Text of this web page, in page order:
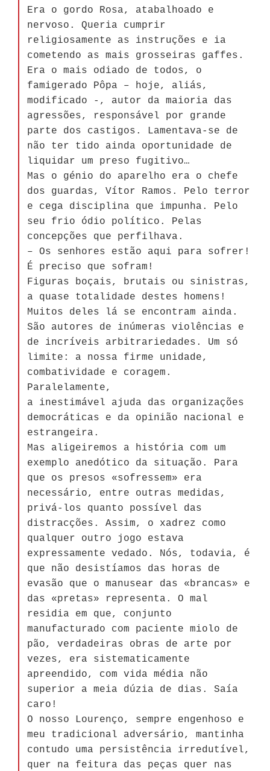
Era o gordo Rosa, atabalhoado e
nervoso. Queria cumprir
religiosamente as instruções e ia
cometendo as mais grosseiras gaffes.
Era o mais odiado de todos, o
famigerado Pôpa – hoje, aliás,
modificado -, autor da maioria das
agressões, responsável por grande
parte dos castigos. Lamentava-se de
não ter tido ainda oportunidade de
liquidar um preso fugitivo…
Mas o génio do aparelho era o chefe
dos guardas, Vítor Ramos. Pelo terror
e cega disciplina que impunha. Pelo
seu frio ódio político. Pelas
concepções que perfilhava.
– Os senhores estão aqui para sofrer!
É preciso que sofram!
Figuras boçais, brutais ou sinistras,
a quase totalidade destes homens!
Muitos deles lá se encontram ainda.
São autores de inúmeras violências e
de incríveis arbitrariedades. Um só
limite: a nossa firme unidade,
combatividade e coragem.
Paralelamente,
a inestimável ajuda das organizações
democráticas e da opinião nacional e
estrangeira.
Mas aligeiremos a história com um
exemplo anedótico da situação. Para
que os presos «sofressem» era
necessário, entre outras medidas,
privá-los quanto possível das
distracções. Assim, o xadrez como
qualquer outro jogo estava
expressamente vedado. Nós, todavia, é
que não desistíamos das horas de
evasão que o manusear das «brancas» e
das «pretas» representa. O mal
residia em que, conjunto
manufacturado com paciente miolo de
pão, verdadeiras obras de arte por
vezes, era sistematicamente
apreendido, com vida média não
superior a meia dúzia de dias. Saía
caro!
O nosso Lourenço, sempre engenhoso e
meu tradicional adversário, mantinha
contudo uma persistência irredutível,
quer na feitura das peças quer nas